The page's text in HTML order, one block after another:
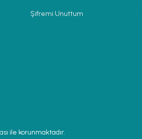
Şifremi Unuttum
ile korunmaktadır.